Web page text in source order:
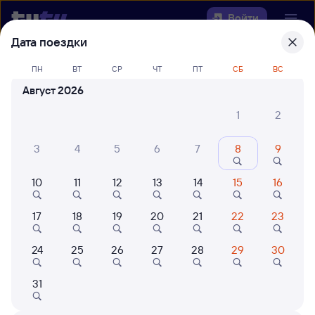
Войти
Выберите день, чтобы найтиж/д
билеты Токарёвка — Зверево
Куда
Когда
Кто едет
Найти поезда
Дата поездки
ПН ВТ СР ЧТ ПТ СБ ВС
Август 2026
1
2
3 4 5 6 7 8 9
10 11 12 13 14 15 16
17 18 19 20 21 22 23
24 25 26 27 28 29 30
31